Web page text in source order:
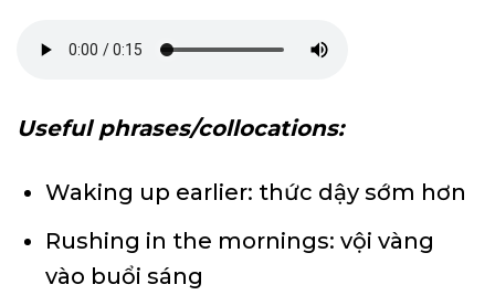
Useful phrases/collocations:
Waking up earlier: thức dậy sớm hơn
Rushing in the mornings: vội vàng
vào buổi sáng